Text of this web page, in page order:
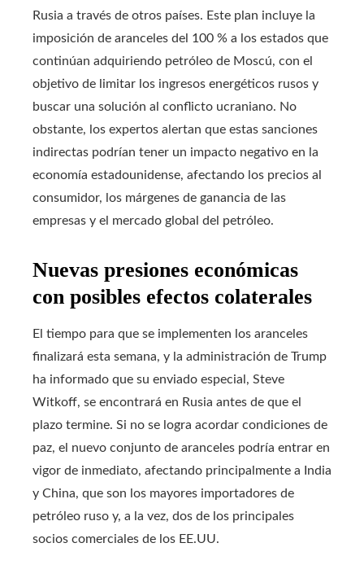
Rusia a través de otros países. Este plan incluye la
imposición de aranceles del 100 % a los estados que
continúan adquiriendo petróleo de Moscú, con el
objetivo de limitar los ingresos energéticos rusos y
buscar una solución al conflicto ucraniano. No
obstante, los expertos alertan que estas sanciones
indirectas podrían tener un impacto negativo en la
economía estadounidense, afectando los precios al
consumidor, los márgenes de ganancia de las
empresas y el mercado global del petróleo.
Nuevas presiones económicas
con posibles efectos colaterales
El tiempo para que se implementen los aranceles
finalizará esta semana, y la administración de Trump
ha informado que su enviado especial, Steve
Witkoff, se encontrará en Rusia antes de que el
plazo termine. Si no se logra acordar condiciones de
paz, el nuevo conjunto de aranceles podría entrar en
vigor de inmediato, afectando principalmente a India
y China, que son los mayores importadores de
petróleo ruso y, a la vez, dos de los principales
socios comerciales de los EE.UU.